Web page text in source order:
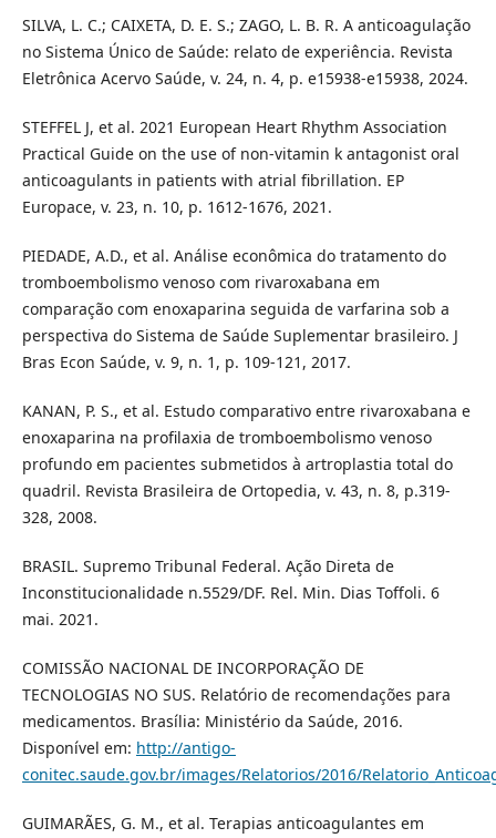
SILVA, L. C.; CAIXETA, D. E. S.; ZAGO, L. B. R. A anticoagulação
no Sistema Único de Saúde: relato de experiência. Revista
Eletrônica Acervo Saúde, v. 24, n. 4, p. e15938-e15938, 2024.
STEFFEL J, et al. 2021 European Heart Rhythm Association
Practical Guide on the use of non-vitamin k antagonist oral
anticoagulants in patients with atrial fibrillation. EP
Europace, v. 23, n. 10, p. 1612-1676, 2021.
PIEDADE, A.D., et al. Análise econômica do tratamento do
tromboembolismo venoso com rivaroxabana em
comparação com enoxaparina seguida de varfarina sob a
perspectiva do Sistema de Saúde Suplementar brasileiro. J
Bras Econ Saúde, v. 9, n. 1, p. 109-121, 2017.
KANAN, P. S., et al. Estudo comparativo entre rivaroxabana e
enoxaparina na profilaxia de tromboembolismo venoso
profundo em pacientes submetidos à artroplastia total do
quadril. Revista Brasileira de Ortopedia, v. 43, n. 8, p.319-
328, 2008.
BRASIL. Supremo Tribunal Federal. Ação Direta de
Inconstitucionalidade n.5529/DF. Rel. Min. Dias Toffoli. 6
mai. 2021.
COMISSÃO NACIONAL DE INCORPORAÇÃO DE
TECNOLOGIAS NO SUS. Relatório de recomendações para
medicamentos. Brasília: Ministério da Saúde, 2016.
Disponível em: http://antigo-
conitec.saude.gov.br/images/Relatorios/2016/
GUIMARÃES, G. M., et al. Terapias anticoagulantes em